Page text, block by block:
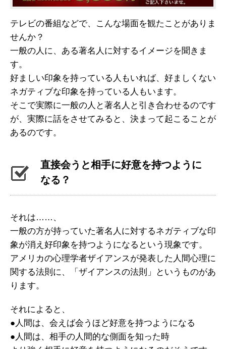
テレビの番組などで、こんな場面を観たことがありま
せんか？
一般の人に、ある著名人に対するイメージを聞きま
す。
好ましい印象を持っている人もいれば、好ましくない
ネガティブな印象を持っている人もいます。
そこで実際に一般の人と著名人と引き合わせるのです
が、実際に話をさせてみると、決まって起こることが
あるのです。
直接会うと相手に好意を持つように
なる？
それは……、
一般の方が持っていた著名人に対するネガティブな印
象が消え好印象を持つようになるという現象です。
アメリカの心理学者ザイアンスが発表した人間心理に
関する法則に、「ザイアンスの法則」というものがあ
ります。
それによると、
●人間は、会えば会うほど好意を持つようになる
●人間は、相手の人間的な側面を知った時